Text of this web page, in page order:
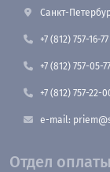
Санкт-
+7 (812) 757-16-77
+7 (812) 757-05-77
+7 (812) 757-22-
e-mail:
Отдел